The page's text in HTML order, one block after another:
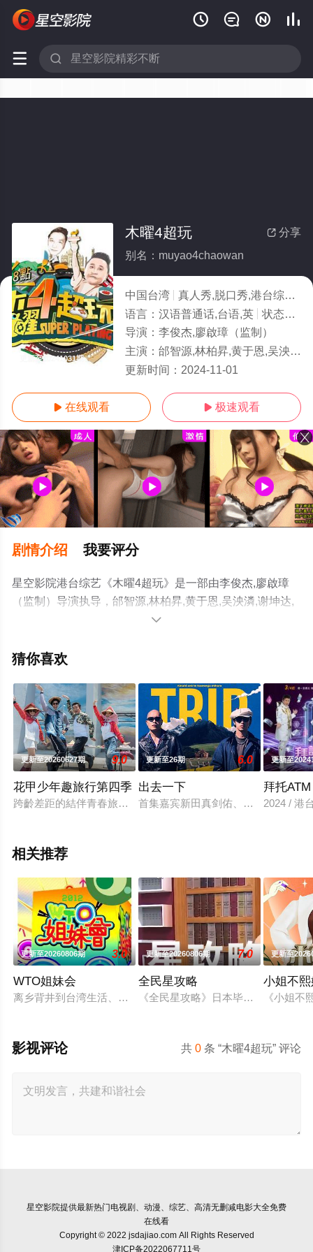
   
 
更新至20241031期
 分享
木曜4超玩
别名：muyao4chaowan
中国台湾 真人秀,脱口秀,港台综艺
语言： 汉语普通话,台语,英 状态：
导演： 李俊杰,廖啟璋（监制）
主演： 邰智源,林柏昇,黄于恩,吴泱潾,谢坤达,阿部玛利亚
更新时间： 2024-11-01
 在线观看  极速观看
剧情介绍 我要评分
星空影院港台综艺《木曜4超玩》是一部由李俊杰,廖啟璋
（监制）导演执导，邰智源,林柏昇,黄于恩,吴泱潾,谢坤达,
阿部玛利亚等演员精彩演绎的中国台湾综艺，手机免费在
相关信息可移步至豆瓣综艺、电视猫或剧情网等平台了

猜你喜欢
更新至20260627期 9.0
花甲少年趣旅行第四季
跨齡差距的結伴青春旅行 走訪在地文化行銷台灣！ 全台唯一！
更新至26期 6.0
出去一下
首集嘉宾新田真剑佑、草野大成，远
更新至
拜托ATM
2024 / 港
相关推荐
更新至20260806期 3.0
WTO姐妹会
离乡背井到台湾生活、读书，每个台湾新住民难免会因为文化
更新至20260806期 7.0
全民星攻略
《全民星攻略》日本毕业典礼向学
更新至
小姐不
《小姐不
共0 条 “木曜4超玩” 评论
影视评论
星空影院提供最新热门电视剧、动漫、综艺、高清无删减电影大全免费
在线看
Copyright © 2022 jsdajiao.com All Rights Reserved
津ICP备2022067711号